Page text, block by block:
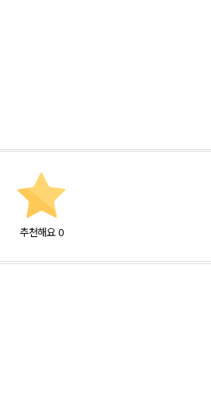
추천해요 0